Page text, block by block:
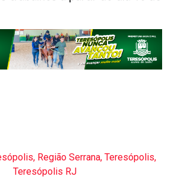
, Região Serrana, Teresópolis,
Teresópolis RJ